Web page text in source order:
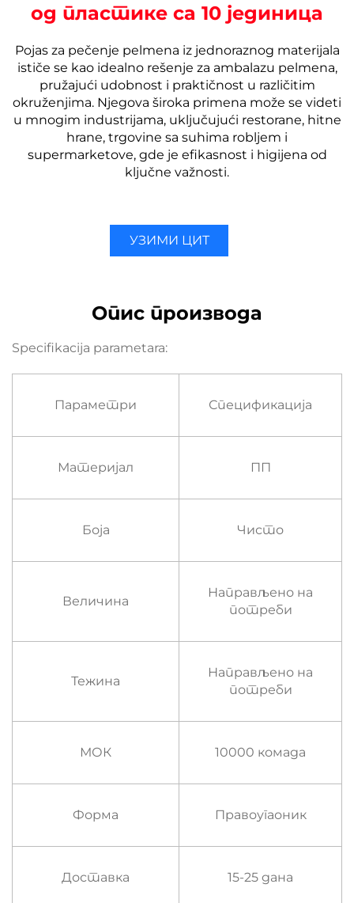
од пластике са 10 јединица
Pojas za pečenje pelmena iz jednoraznog materijala
ističe se kao idealno rešenje za ambalazu pelmena,
pružajući udobnost i praktičnost u različitim
okruženjima. Njegova široka primena može se videti
u mnogim industrijama, uključujući restorane, hitne
hrane, trgovine sa suhima robljem i
supermarketove, gde je efikasnost i higijena od
ključne važnosti.
УЗИМИ ЦИТ
Опис производа
Specifikacija parametara:
Параметри Спецификација
Материјал ПП
Боја Чисто
Величина
Направљено на
потреби
Тежина
Направљено на
потреби
МОК 10000 комада
Форма Правоугаоник
Доставка 15-25 дана